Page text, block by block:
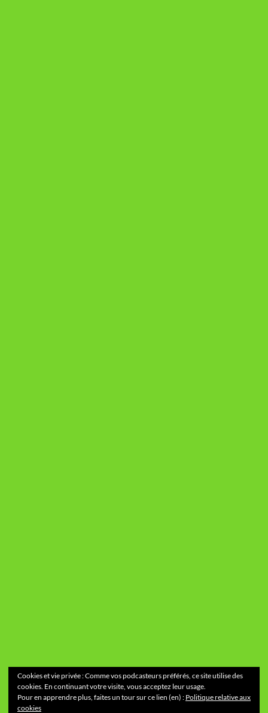
Cookies et vie privée : Comme vos podcasteurs préférés, ce site utilise des
cookies. En continuant votre visite, vous acceptez leur usage.
Pour en apprendre plus, faites un tour sur ce lien (en) : Politique relative aux
cookies